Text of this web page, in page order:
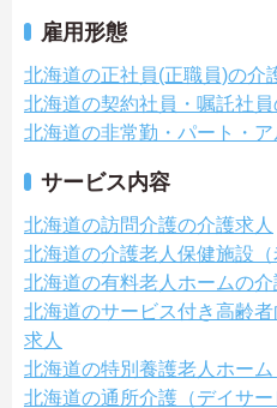
雇用形態
北海道の正社員(正職員)の介
北海道の契約社員・嘱託社員
北海道の非常勤・パート・
サービス内容
北海道の訪問介護の介護求人
北海道の介護老人保健施設
北海道の有料老人ホームの介
北海道のサービス付き高齢
求人
北海道の特別養護老人ホー
北海道の通所介護（デイサ